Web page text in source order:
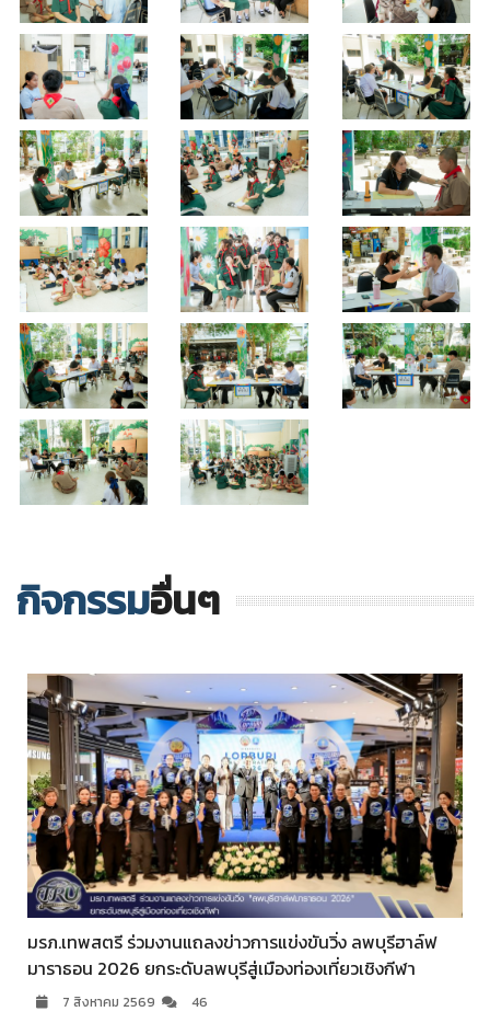
กิจกรรมอื่นๆ
มรภ.เทพสตรี ร่วมงานแถลงข่าวการแข่งขันวิ่ง ลพบุรีฮาล์ฟ
มาราธอน 2026 ยกระดับลพบุรีสู่เมืองท่องเที่ยวเชิงกีฬา
7 สิงหาคม 2569 46